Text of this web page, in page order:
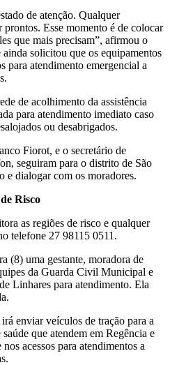
de atenção. Qualquer
prontos. Esse momento é de colocar
que mais precisam”, afirmou o
solicitou que os equipamentos
para atendimento emergencial a
de acolhimento da assistência
para atendimento imediato caso
ou desabrigados.
Fiorot, e o secretário de
seguiram para o distrito de São
e dialogar com os moradores.
Risco
as regiões de risco e qualquer
telefone 27 98115 0511.
(8) uma gestante, moradora de
da Guarda Civil Municipal e
Linhares para atendimento. Ela
enviar veículos de tração para a
que atendem em Regência e
acessos para atendimentos a